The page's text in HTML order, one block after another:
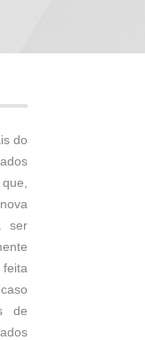
do
ser
de